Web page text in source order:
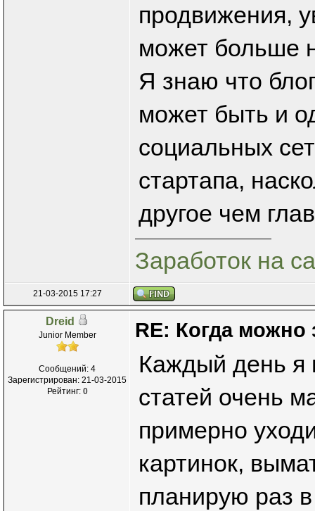
продвижения,
может больше
Я знаю что
может быть и
социальных
стартапа,
другое чем
Заработок на
21-03-2015 17:27
Dreid
Junior Member
Сообщений: 4
Зарегистрирован: 21-03-2015
Рейтинг: 0
RE: Когда можно
Каждый день я
статей очень
примерно
картинок,
планирую раз